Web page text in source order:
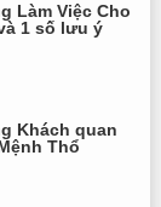
Làm Việc Cho
1 số lưu ý
Khách quan
Thổ